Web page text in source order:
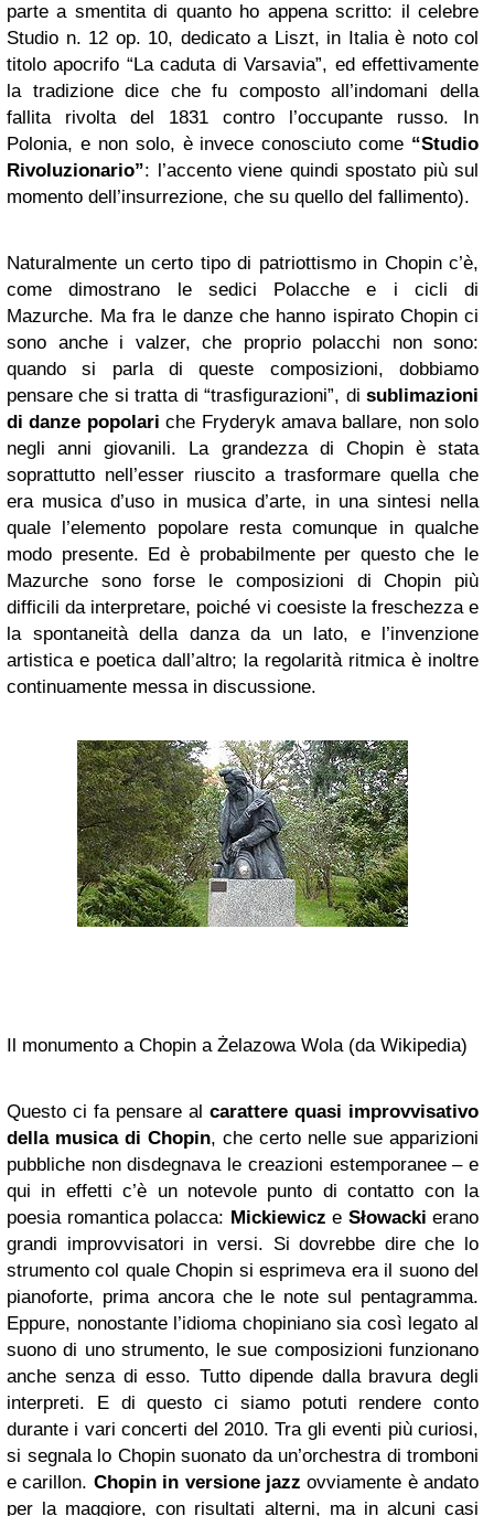
parte a smentita di quanto ho appena scritto: il celebre
Studio n. 12 op. 10, dedicato a Liszt, in Italia è noto col
titolo apocrifo “La caduta di Varsavia”, ed effettivamente
la tradizione dice che fu composto all’indomani della
fallita rivolta del 1831 contro l’occupante russo. In
Polonia, e non solo, è invece conosciuto come “Studio
Rivoluzionario”: l’accento viene quindi spostato più sul
momento dell’insurrezione, che su quello del fallimento).
Naturalmente un certo tipo di patriottismo in Chopin c’è,
come dimostrano le sedici Polacche e i cicli di
Mazurche. Ma fra le danze che hanno ispirato Chopin ci
sono anche i valzer, che proprio polacchi non sono:
quando si parla di queste composizioni, dobbiamo
pensare che si tratta di “trasfigurazioni”, di sublimazioni
di danze popolari che Fryderyk amava ballare, non solo
negli anni giovanili. La grandezza di Chopin è stata
soprattutto nell’esser riuscito a trasformare quella che
era musica d’uso in musica d’arte, in una sintesi nella
quale l’elemento popolare resta comunque in qualche
modo presente. Ed è probabilmente per questo che le
Mazurche sono forse le composizioni di Chopin più
difficili da interpretare, poiché vi coesiste la freschezza e
la spontaneità della danza da un lato, e l’invenzione
artistica e poetica dall’altro; la regolarità ritmica è inoltre
continuamente messa in discussione.
Il monumento a Chopin a Żelazowa Wola (da Wikipedia)
Questo ci fa pensare al carattere quasi improvvisativo
della musica di Chopin, che certo nelle sue apparizioni
pubbliche non disdegnava le creazioni estemporanee – e
qui in effetti c’è un notevole punto di contatto con la
poesia romantica polacca: Mickiewicz e Słowacki erano
grandi improvvisatori in versi. Si dovrebbe dire che lo
strumento col quale Chopin si esprimeva era il suono del
pianoforte, prima ancora che le note sul pentagramma.
Eppure, nonostante l’idioma chopiniano sia così legato al
suono di uno strumento, le sue composizioni funzionano
anche senza di esso. Tutto dipende dalla bravura degli
interpreti. E di questo ci siamo potuti rendere conto
durante i vari concerti del 2010. Tra gli eventi più curiosi,
si segnala lo Chopin suonato da un’orchestra di tromboni
e carillon. Chopin in versione jazz ovviamente è andato
per la maggiore, con risultati alterni, ma in alcuni casi